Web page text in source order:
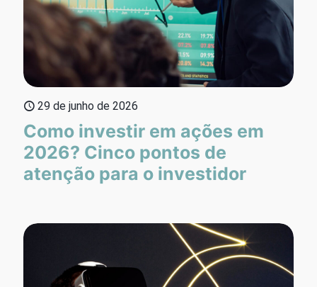
29 de junho de 2026
Como investir em ações em
2026? Cinco pontos de
atenção para o investidor